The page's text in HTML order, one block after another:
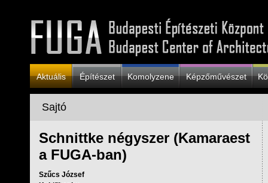
Aktuális Építészet Komolyzene Képzőművészet
Sajtó
Schnittke négyszer (Kamaraest
a FUGA-ban)
Szűcs József